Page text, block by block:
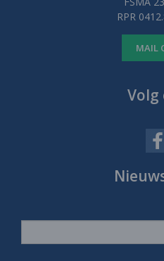
RPR
MAIL
Volg